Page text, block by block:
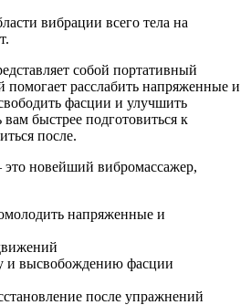
вибрации всего тела на
собой портативный
помогает расслабить напряженные и
фасции и улучшить
быстрее подготовиться к
после.
новейший вибромассажер,
напряженные и
и высвобождению фасции
после упражнений